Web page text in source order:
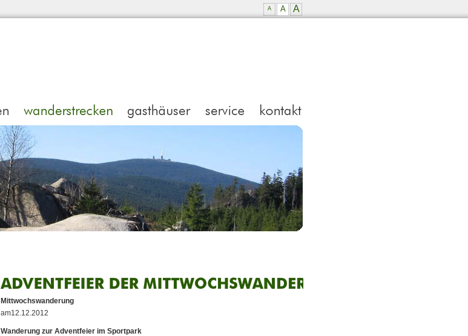
A A A
Adventfeier
der
Mittwochswanderer
Mittwochswanderung
am12.12.2012
Wanderung zur Adventfeier im Sportpark